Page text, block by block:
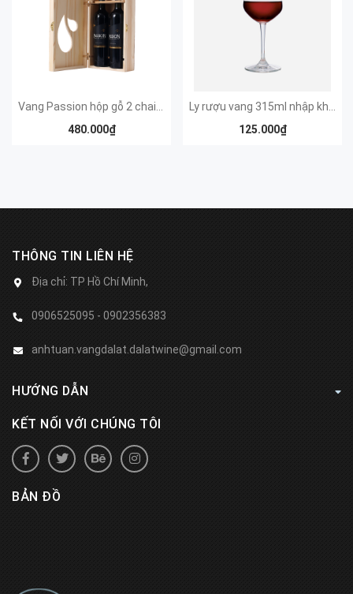
480.000₫
125.000₫
THÔNG TIN LIÊN HỆ
Địa chỉ: TP Hồ Chí Minh,
0906525095 - 0902356383
anhtuan.vangdalat.dalatwine@gmail.com
HƯỚNG DẪN
KẾT NỐI VỚI CHÚNG TÔI
BẢN ĐỒ